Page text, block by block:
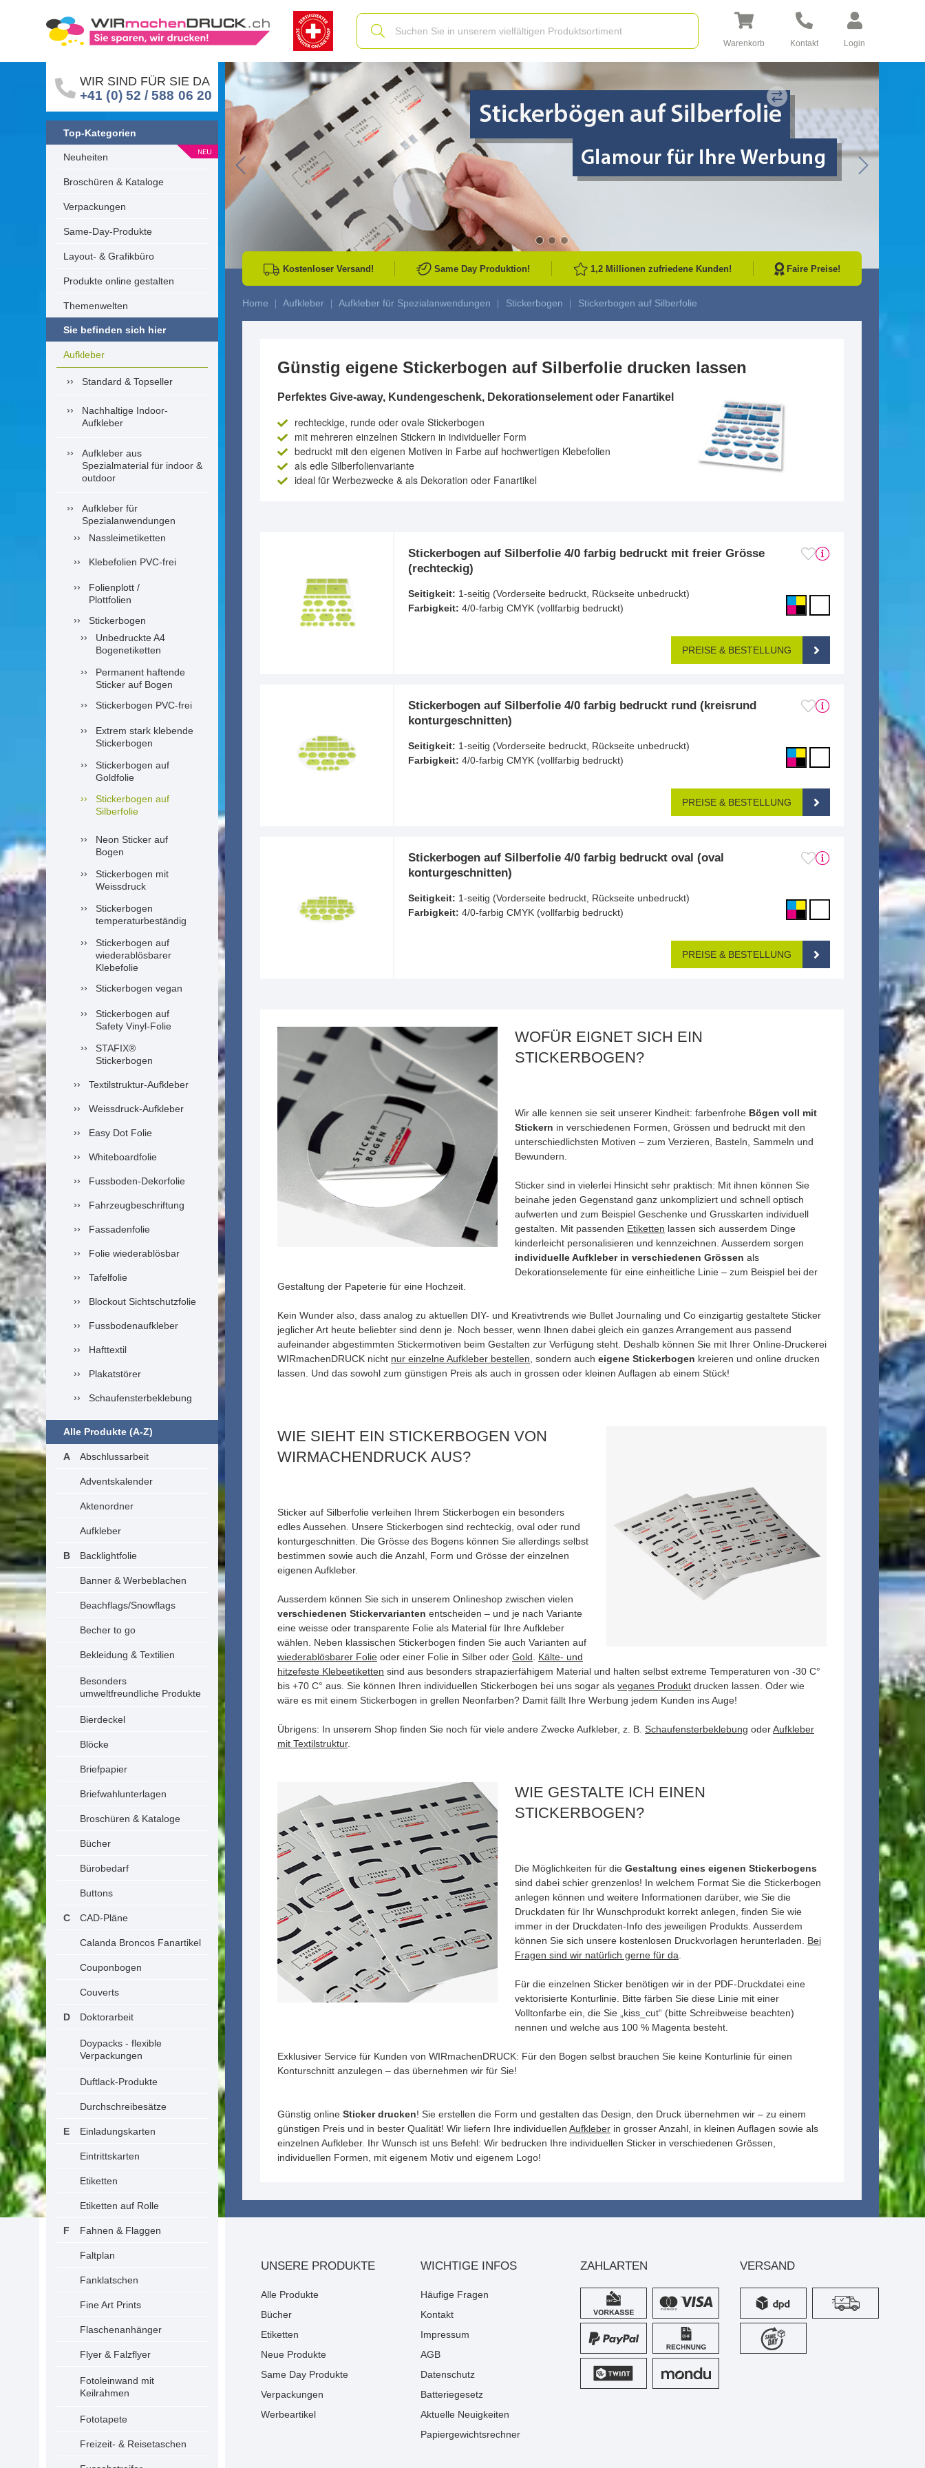
Warenkorb Kontakt Login
WIR SIND FÜR SIE DA
+41 (0) 52 / 588 06 20
Top-Kategorien
Neuheiten
Broschüren & Kataloge
Verpackungen
Same-Day-Produkte
Layout- & Grafikbüro
Produkte online gestalten
Themenwelten
Sie befinden sich hier
Aufkleber
Standard & Topseller
Nachhaltige Indoor-
Aufkleber
Aufkleber aus
Spezialmaterial für indoor &
outdoor
Aufkleber für
Spezialanwendungen
Nassleimetiketten
Klebefolien PVC-frei
Folienplott /
Plottfolien
Stickerbogen
Unbedruckte A4
Bogenetiketten
Permanent haftende
Sticker auf Bogen
Stickerbogen PVC-frei
Extrem stark klebende
Stickerbogen
Stickerbogen auf
Goldfolie
Stickerbogen auf
Silberfolie
Neon Sticker auf
Bogen
Stickerbogen mit
Weissdruck
Stickerbogen
temperaturbeständig
Stickerbogen auf
wiederablösbarer
Klebefolie
Stickerbogen vegan
Stickerbogen auf
Safety Vinyl-Folie
STAFIX®
Stickerbogen
Textilstruktur-Aufkleber
Weissdruck-Aufkleber
Easy Dot Folie
Whiteboardfolie
Fussboden-Dekorfolie
Fahrzeugbeschriftung
Fassadenfolie
Folie wiederablösbar
Tafelfolie
Blockout Sichtschutzfolie
Fussbodenaufkleber
Hafttextil
Plakatstörer
Schaufensterbeklebung
Alle Produkte (A-Z)
Abschlussarbeit
Adventskalender
Aktenordner
Aufkleber
Backlightfolie
Banner & Werbeblachen
Beachflags/Snowflags
Becher to go
Bekleidung & Textilien
Besonders
umweltfreundliche Produkte
Bierdeckel
Blöcke
Briefpapier
Briefwahlunterlagen
Broschüren & Kataloge
Bücher
Bürobedarf
Buttons
CAD-Pläne
Calanda Broncos Fanartikel
Couponbogen
Couverts
Doktorarbeit
Doypacks - flexible
Verpackungen
Duftlack-Produkte
Durchschreibesätze
Einladungskarten
Eintrittskarten
Etiketten
Etiketten auf Rolle
Fahnen & Flaggen
Faltplan
Fanklatschen
Fine Art Prints
Flaschenanhänger
Flyer & Falzflyer
Fotoleinwand mit
Keilrahmen
Fototapete
Freizeit- & Reisetaschen
Go to Previous Slide Go to Next
Kostenloser Versand! Same Day Produktion! 1,2 Millionen zufriedene Kunden! Faire Preise!
Home Aufkleber Aufkleber für Spezialanwendungen Stickerbogen Stickerbogen auf Silberfolie
Günstig eigene Stickerbogen auf Silberfolie drucken lassen
Perfektes Give-away, Kundengeschenk, Dekorationselement oder Fanartikel
rechteckige, runde oder ovale Stickerbogen
mit mehreren einzelnen Stickern in individueller Form
bedruckt mit den eigenen Motiven in Farbe auf hochwertigen Klebefolien
als edle Silberfolienvariante
ideal für Werbezwecke & als Dekoration oder Fanartikel
Stickerbogen auf Silberfolie 4/0 farbig bedruckt mit freier Grösse
(rechteckig)
Seitigkeit: 1-seitig (Vorderseite bedruckt, Rückseite unbedruckt)
Farbigkeit: 4/0-farbig CMYK (vollfarbig bedruckt)
PREISE & BESTELLUNG
Stickerbogen auf Silberfolie 4/0 farbig bedruckt rund (kreisrund
konturgeschnitten)
Seitigkeit: 1-seitig (Vorderseite bedruckt, Rückseite unbedruckt)
Farbigkeit: 4/0-farbig CMYK (vollfarbig bedruckt)
PREISE & BESTELLUNG
Stickerbogen auf Silberfolie 4/0 farbig bedruckt oval (oval
konturgeschnitten)
Seitigkeit: 1-seitig (Vorderseite bedruckt, Rückseite unbedruckt)
Farbigkeit: 4/0-farbig CMYK (vollfarbig bedruckt)
PREISE & BESTELLUNG
WOFÜR EIGNET SICH EIN
STICKERBOGEN?
Wir alle kennen sie seit unserer Kindheit: farbenfrohe Bögen voll mit
Stickern in verschiedenen Formen, Grössen und bedruckt mit den
unterschiedlichsten Motiven – zum Verzieren, Basteln, Sammeln und
Bewundern.
Sticker sind in vielerlei Hinsicht sehr praktisch: Mit ihnen können Sie
beinahe jeden Gegenstand ganz unkompliziert und schnell optisch
aufwerten und zum Beispiel Geschenke und Grusskarten individuell
gestalten. Mit passenden Etiketten lassen sich ausserdem Dinge
kinderleicht personalisieren und kennzeichnen. Ausserdem sorgen
individuelle Aufkleber in verschiedenen Grössen als
Dekorationselemente für eine einheitliche Linie – zum Beispiel bei der
Gestaltung der Papeterie für eine Hochzeit.
Kein Wunder also, dass analog zu aktuellen DIY- und Kreativtrends wie Bullet Journaling und Co einzigartig gestaltete Sticker
jeglicher Art heute beliebter sind denn je. Noch besser, wenn Ihnen dabei gleich ein ganzes Arrangement aus passend
aufeinander abgestimmten Stickermotiven beim Gestalten zur Verfügung steht. Deshalb können Sie mit Ihrer Online-Druckerei
WIRmachenDRUCK nicht nur einzelne Aufkleber bestellen , sondern auch eigene Stickerbogen kreieren und online drucken
lassen. Und das sowohl zum günstigen Preis als auch in grossen oder kleinen Auflagen ab einem Stück!
WIE SIEHT EIN STICKERBOGEN VON
WIRMACHENDRUCK AUS?
Sticker auf Silberfolie verleihen Ihrem Stickerbogen ein besonders
edles Aussehen. Unsere Stickerbogen sind rechteckig, oval oder rund
konturgeschnitten. Die Grösse des Bogens können Sie allerdings selbst
bestimmen sowie auch die Anzahl, Form und Grösse der einzelnen
eigenen Aufkleber.
Ausserdem können Sie sich in unserem Onlineshop zwischen vielen
verschiedenen Stickervarianten entscheiden – und je nach Variante
eine weisse oder transparente Folie als Material für Ihre Aufkleber
wählen. Neben klassischen Stickerbogen finden Sie auch Varianten auf
wiederablösbarer Folie oder einer Folie in Silber oder Gold
Kälte- und
hitzefeste Klebeetiketten sind aus besonders strapazierfähigem Material und halten selbst extreme Temperaturen von -30 C°
bis +70 C° aus. Sie können Ihren individuellen Stickerbogen bei uns sogar als veganes Produkt drucken lassen. Oder wie
wäre es mit einem Stickerbogen in grellen Neonfarben? Damit fällt Ihre Werbung jedem Kunden ins Auge!
Übrigens: In unserem Shop finden Sie noch für viele andere Zwecke Aufkleber, z. B. Schaufensterbeklebung oderAufkleber
mit Textilstruktur.
WIE GESTALTE ICH EINEN
STICKERBOGEN?
Die Möglichkeiten für die Gestaltung eines eigenen Stickerbogens
sind dabei schier grenzenlos! In welchem Format Sie die Stickerbogen
anlegen können und weitere Informationen darüber, wie Sie die
Druckdaten für Ihr Wunschprodukt korrekt anlegen, finden Sie wie
immer in der Druckdaten-Info des jeweiligen Produkts. Ausserdem
können Sie sich unsere kostenlosen Druckvorlagen herunterladen. Bei
Fragen sind wir natürlich gerne für da
Für die einzelnen Sticker benötigen wir in der PDF-Druckdatei eine
vektorisierte Konturlinie. Bitte färben Sie diese Linie mit einer
Volltonfarbe ein, die Sie „kiss_cut“ (bitte Schreibweise beachten)
nennen und welche aus 100 % Magenta besteht.
Exklusiver Service für Kunden von WIRmachenDRUCK: Für den Bogen selbst brauchen Sie keine Konturlinie für einen
Konturschnitt anzulegen – das übernehmen wir für Sie!
Günstig online Sticker drucken! Sie erstellen die Form und gestalten das Design, den Druck übernehmen wir – zu einem
günstigen Preis und in bester Qualität! Wir liefern Ihre individuellen Aufkleber in grosser Anzahl, in kleinen Auflagen sowie als
einzelnen Aufkleber. Ihr Wunsch ist uns Befehl: Wir bedrucken Ihre individuellen Sticker in verschiedenen Grössen,
individuellen Formen, mit eigenem Motiv und eigenem Logo!
UNSERE PRODUKTE
Alle Produkte
Bücher
Etiketten
Neue Produkte
Same Day Produkte
Verpackungen
Werbeartikel
WICHTIGE INFOS
Häufige Fragen
Kontakt
Impressum
AGB
Datenschutz
Batteriegesetz
Aktuelle Neuigkeiten
Papiergewichtsrechner
ZAHLARTEN VERSAND